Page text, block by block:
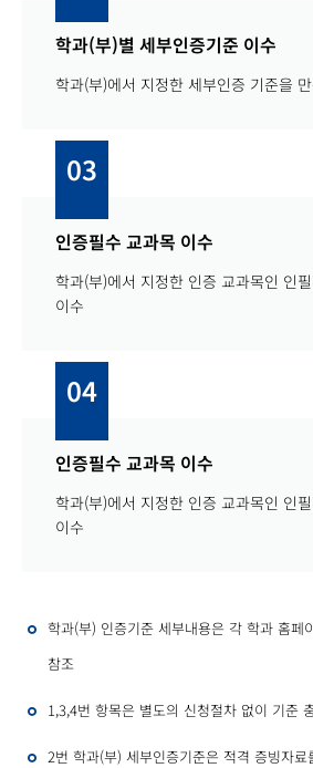
학과(부)별 세부인증기준 이수
학과(부)에서 지정한 세부인증 기준을
03
인증필수 교과목 이수
학과(부)에서 지정한 인증 교과목인 인
이수
04
인증필수 교과목 이수
학과(부)에서 지정한 인증 교과목인 인
이수
학과(부) 인증기준 세부내용은 각 학과 홈페
참조
1,3,4번 항목은 별도의 신청절차 없이 기준
2번 학과(부) 세부인증기준은 적격 증빙자